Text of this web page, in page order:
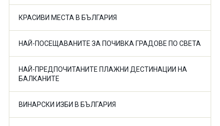
КРАСИВИ МЕСТА В БЪЛГАРИЯ
НАЙ-ПОСЕЩАВАНИТЕ ЗА ПОЧИВКА ГРАДОВЕ ПО СВЕТА
НАЙ-ПРЕДПОЧИТАНИТЕ ПЛАЖНИ ДЕСТИНАЦИИ НА
БАЛКАНИТЕ
ВИНАРСКИ ИЗБИ В БЪЛГАРИЯ